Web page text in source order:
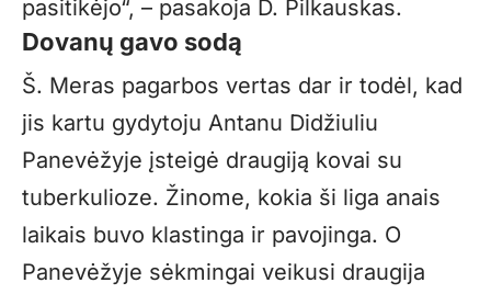
pasitikėjo“, – pasakoja D. Pilkauskas.
Dovanų gavo sodą
Š. Meras pagarbos vertas dar ir todėl, kad
jis kartu gydytoju Antanu Didžiuliu
Panevėžyje įsteigė draugiją kovai su
tuberkulioze. Žinome, kokia ši liga anais
laikais buvo klastinga ir pavojinga. O
Panevėžyje sėkmingai veikusi draugija